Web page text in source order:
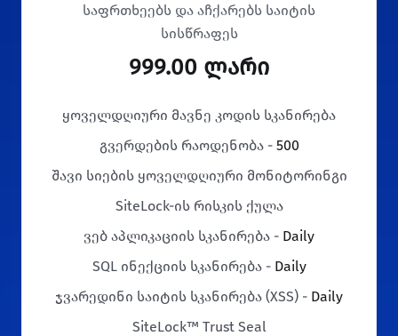
საფრთხეებს და აჩქარებს საიტის
სისწრაფეს
999.00 ლარი
ყოველდღიური მავნე კოდის სკანირება
გვერდების რაოდენობა - 500
შავი სიების ყოველდღიური მონიტორინგი
SiteLock-ის რისკის ქულა
ვებ აპლიკაციის სკანირება - Daily
SQL ინექციის სკანირება - Daily
ჯვარედინი საიტის სკანირება (XSS) - Daily
SiteLock™ Trust Seal